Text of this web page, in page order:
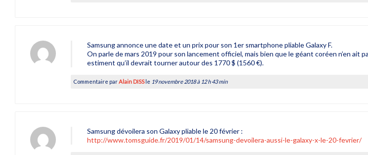
Samsung annonce une date et un prix pour son 1er smartphone pliable Galaxy F.
On parle de mars 2019 pour son lancement officiel, mais bien que le géant coréen n’en ait
estiment qu’il devrait tourner autour des 1770 $ (1560 €).
Commentaire parAlain DISSle 19 novembre 2018 à 12 h 43 min
Samsung dévoilera son Galaxy pliable le 20 février :
http://www.tomsguide.fr/2019/01/14/samsung-devoilera-aussi-le-galaxy-x-le-20-fevrier/